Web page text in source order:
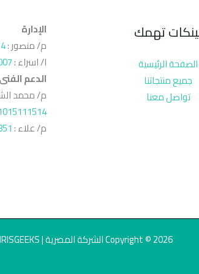
تهمك
الصفحة الرئيسية
جميع منتجاتنا
تواصل معنا
الإدارة
م/ منصور :
ا/ اسراء :
الدعم الفنى
م/ محمد
م/ علاء :
Copyright © 2026 الشركة المصرية | Powered by IRISGEEKS